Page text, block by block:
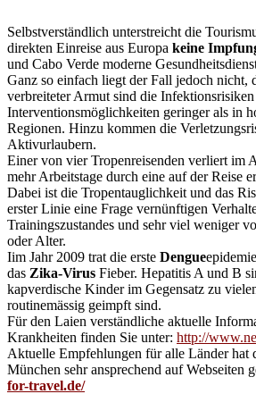
Selbstverständlich unterstreicht die
direkten Einreise aus Europa keine
und Cabo Verde moderne
Ganz so einfach liegt der Fall jedoch nicht,
verbreiteter Armut sind die
Interventionsmöglichkeiten geringer als in
Regionen. Hinzu kommen die
Aktivurlaubern.
Einer von vier Tropenreisenden verliert im
mehr Arbeitstage durch eine auf der Reise
Dabei ist die Tropentauglichkeit und das
erster Linie eine Frage vernünftigen
Trainingszustandes und sehr viel weniger
oder Alter.
Iim Jahr 2009 trat die erste Dengue
das Zika-Virus Fieber. Hepatitis A und B
kapverdische Kinder im Gegensatz zu
routinemässig geimpft sind.
Für den Laien verständliche aktuelle
Krankheiten finden Sie unter: http://
Aktuelle Empfehlungen für alle Länder hat
München sehr ansprechend auf Webseiten
for-travel.de/